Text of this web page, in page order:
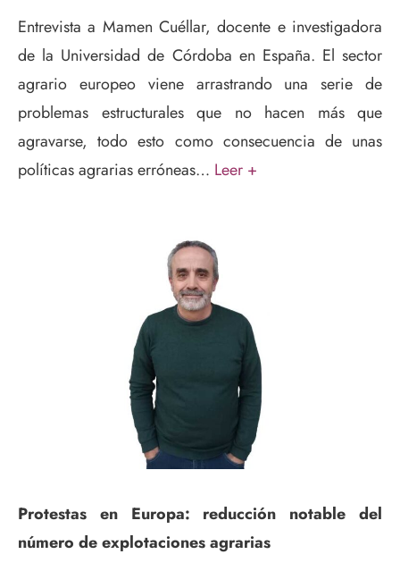
Entrevista a Mamen Cuéllar, docente e investigadora
de la Universidad de Córdoba en España. El sector
agrario europeo viene arrastrando una serie de
problemas estructurales que no hacen más que
agravarse, todo esto como consecuencia de unas
políticas agrarias erróneas… Leer +
Protestas en Europa: reducción notable del
número de explotaciones agrarias